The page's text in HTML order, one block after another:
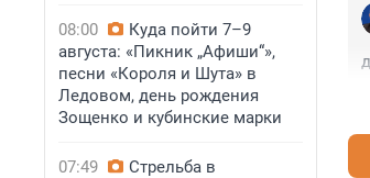
08:00
Куда пойти 7–9
августа: «Пикник „Афиши“»,
песни «Короля и Шута» в
Ледовом, день рождения
Зощенко и кубинские марки
07:49
Стрельба в